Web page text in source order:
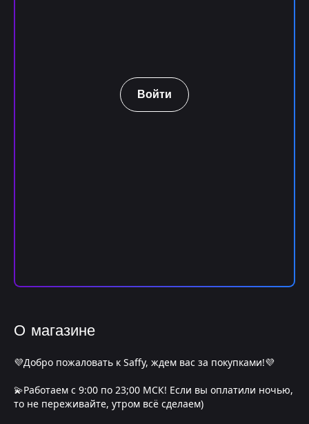
Войти
О магазине
💜Добро пожаловать к Saffy, ждем вас за покупками!💜
💫Работаем с 9:00 по 23;00 МСК! Если вы оплатили ночью,
то не переживайте, утром всё сделаем)